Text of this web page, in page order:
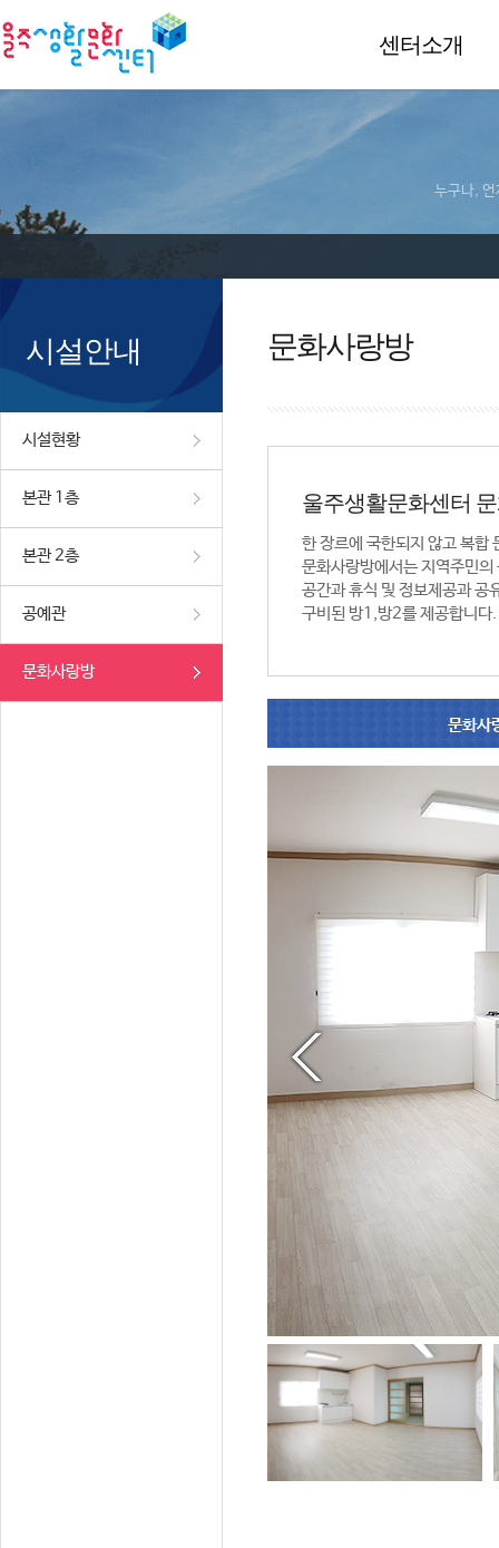
센터소개
누구나, 언
시설안내
시설현황
본관 1층
본관 2층
공예관
문화사랑방
문화사랑방
울주생활문화센터
한 장르에 국한되지 않고 복합
문화사랑방에서는 지역주민
공간과 휴식 및 정보제공과 공
구비된 방1,방2를 제공합니다.
문화사